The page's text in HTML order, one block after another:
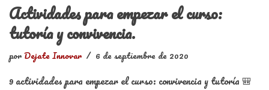
Actividades para empezar el curso:
tutoría y convivencia.
porDejate Innovar 6 de septiembre de 2020
9 actividades para empezar el curso: convivencia y tutoría 🎒